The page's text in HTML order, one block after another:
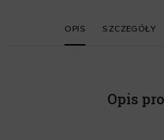
OPIS SZCZEGÓŁY
Opis